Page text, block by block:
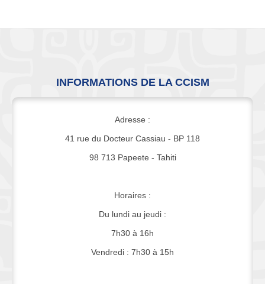
INFORMATIONS DE LA CCISM
Adresse :
41 rue du Docteur Cassiau - BP 118
98 713 Papeete - Tahiti
Horaires :
Du lundi au jeudi :
7h30 à 16h
Vendredi : 7h30 à 15h